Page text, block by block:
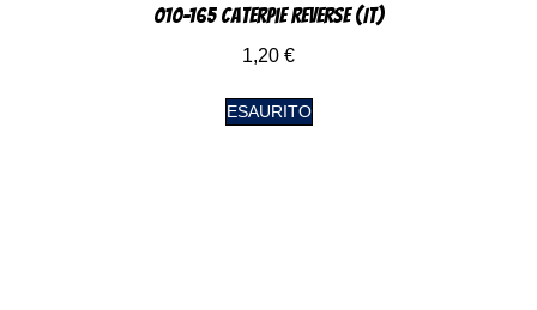
010-165 Caterpie Reverse (IT)
1,20 €
ESAURITO